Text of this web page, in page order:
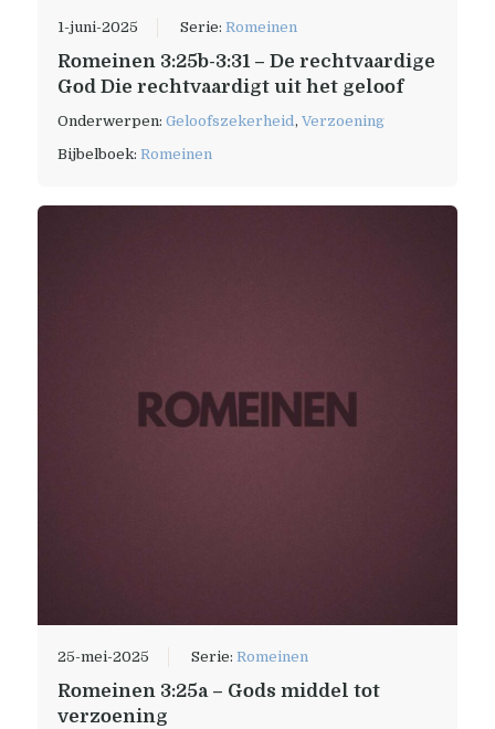
1-juni-2025 Serie: Romeinen
Romeinen 3:25b-3:31 – De rechtvaardige
God Die rechtvaardigt uit het geloof
Onderwerpen: Geloofszekerheid , Verzoening
Bijbelboek: Romeinen
25-mei-2025 Serie: Romeinen
Romeinen 3:25a – Gods middel tot
verzoening